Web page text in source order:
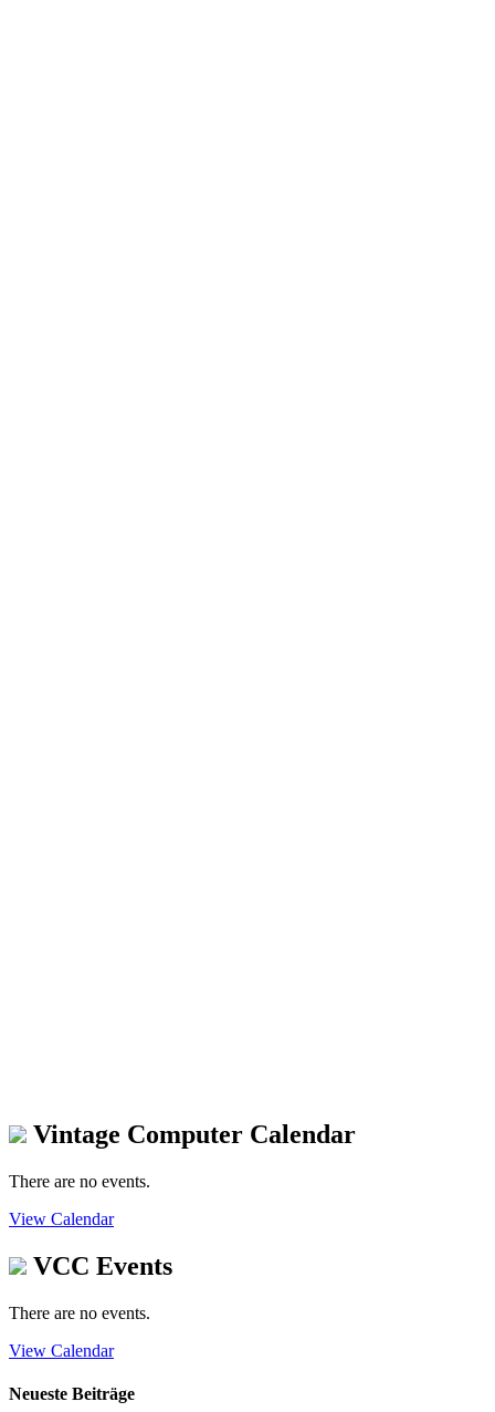
Vintage Computer Calendar
There are no events.
View Calendar
VCC Events
There are no events.
View Calendar
Neueste Beiträge